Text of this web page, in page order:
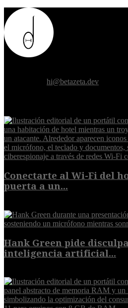
hi@betazeta.dev
Conectarte al Wi-Fi del
puerta a un...
Hank Green pide
inteligencia artificial...